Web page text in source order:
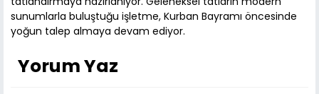
sunumlarla buluştuğu işletme, Kurban Bayramı öncesinde
yoğun talep almaya devam ediyor.
Yorum Yaz